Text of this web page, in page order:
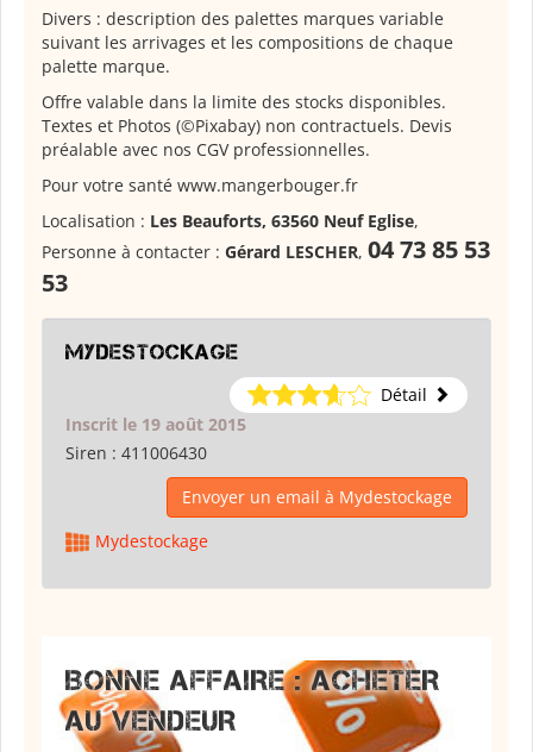
Divers : description des palettes marques variable
suivant les arrivages et les compositions de chaque
palette marque.
Offre valable dans la limite des stocks disponibles.
Textes et Photos (©Pixabay) non contractuels. Devis
préalable avec nos CGV professionnelles.
Pour votre santé www.mangerbouger.fr
Localisation : Les Beauforts, 63560 Neuf Eglise,
Personne à contacter : Gérard LESCHER, 04 73 85 53
53
Mydestockage
Détail
Inscrit le 19 août 2015
Siren : 411006430
Envoyer un email à Mydestockage
Mydestockage
BONNE AFFAIRE : ACHETER
AU VENDEUR